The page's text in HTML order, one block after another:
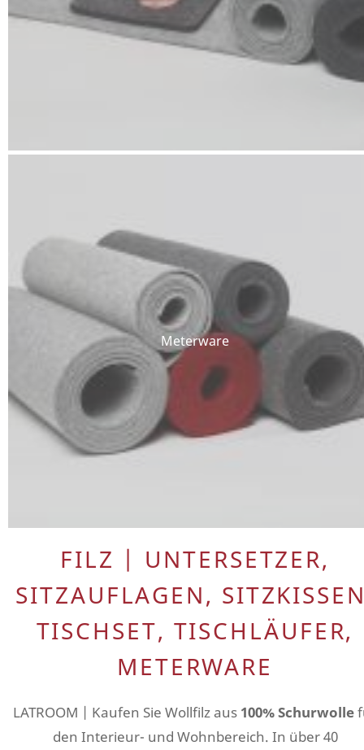
Meterware
FILZ | UNTERSETZER,
SITZAUFLAGEN,
TISCHSET, TISCHLÄUFER,
METERWARE
LATROOM | Kaufen Sie Wollfilz aus 100% Schurwolle
den Interieur- und Wohnbereich. In über 40